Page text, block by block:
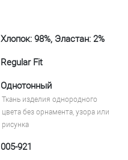
Хлопок: 98%, Эластан: 2%
Regular Fit
Однотонный
Ткань изделия однородного
цвета без орнамента, узора или
рисунка
005-921